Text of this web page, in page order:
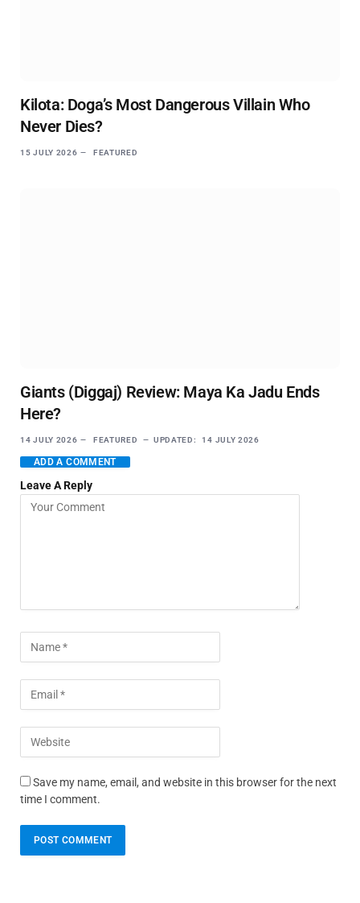
Kilota: Doga’s Most Dangerous Villain Who
Never Dies?
15 JULY 2026 FEATURED
Giants (Diggaj) Review: Maya Ka Jadu Ends
Here?
14 JULY 2026 FEATURED UPDATED: 14 JULY 2026
ADD A COMMENT
Leave A Reply
Save my name, email, and website in this browser for the next
time I comment.